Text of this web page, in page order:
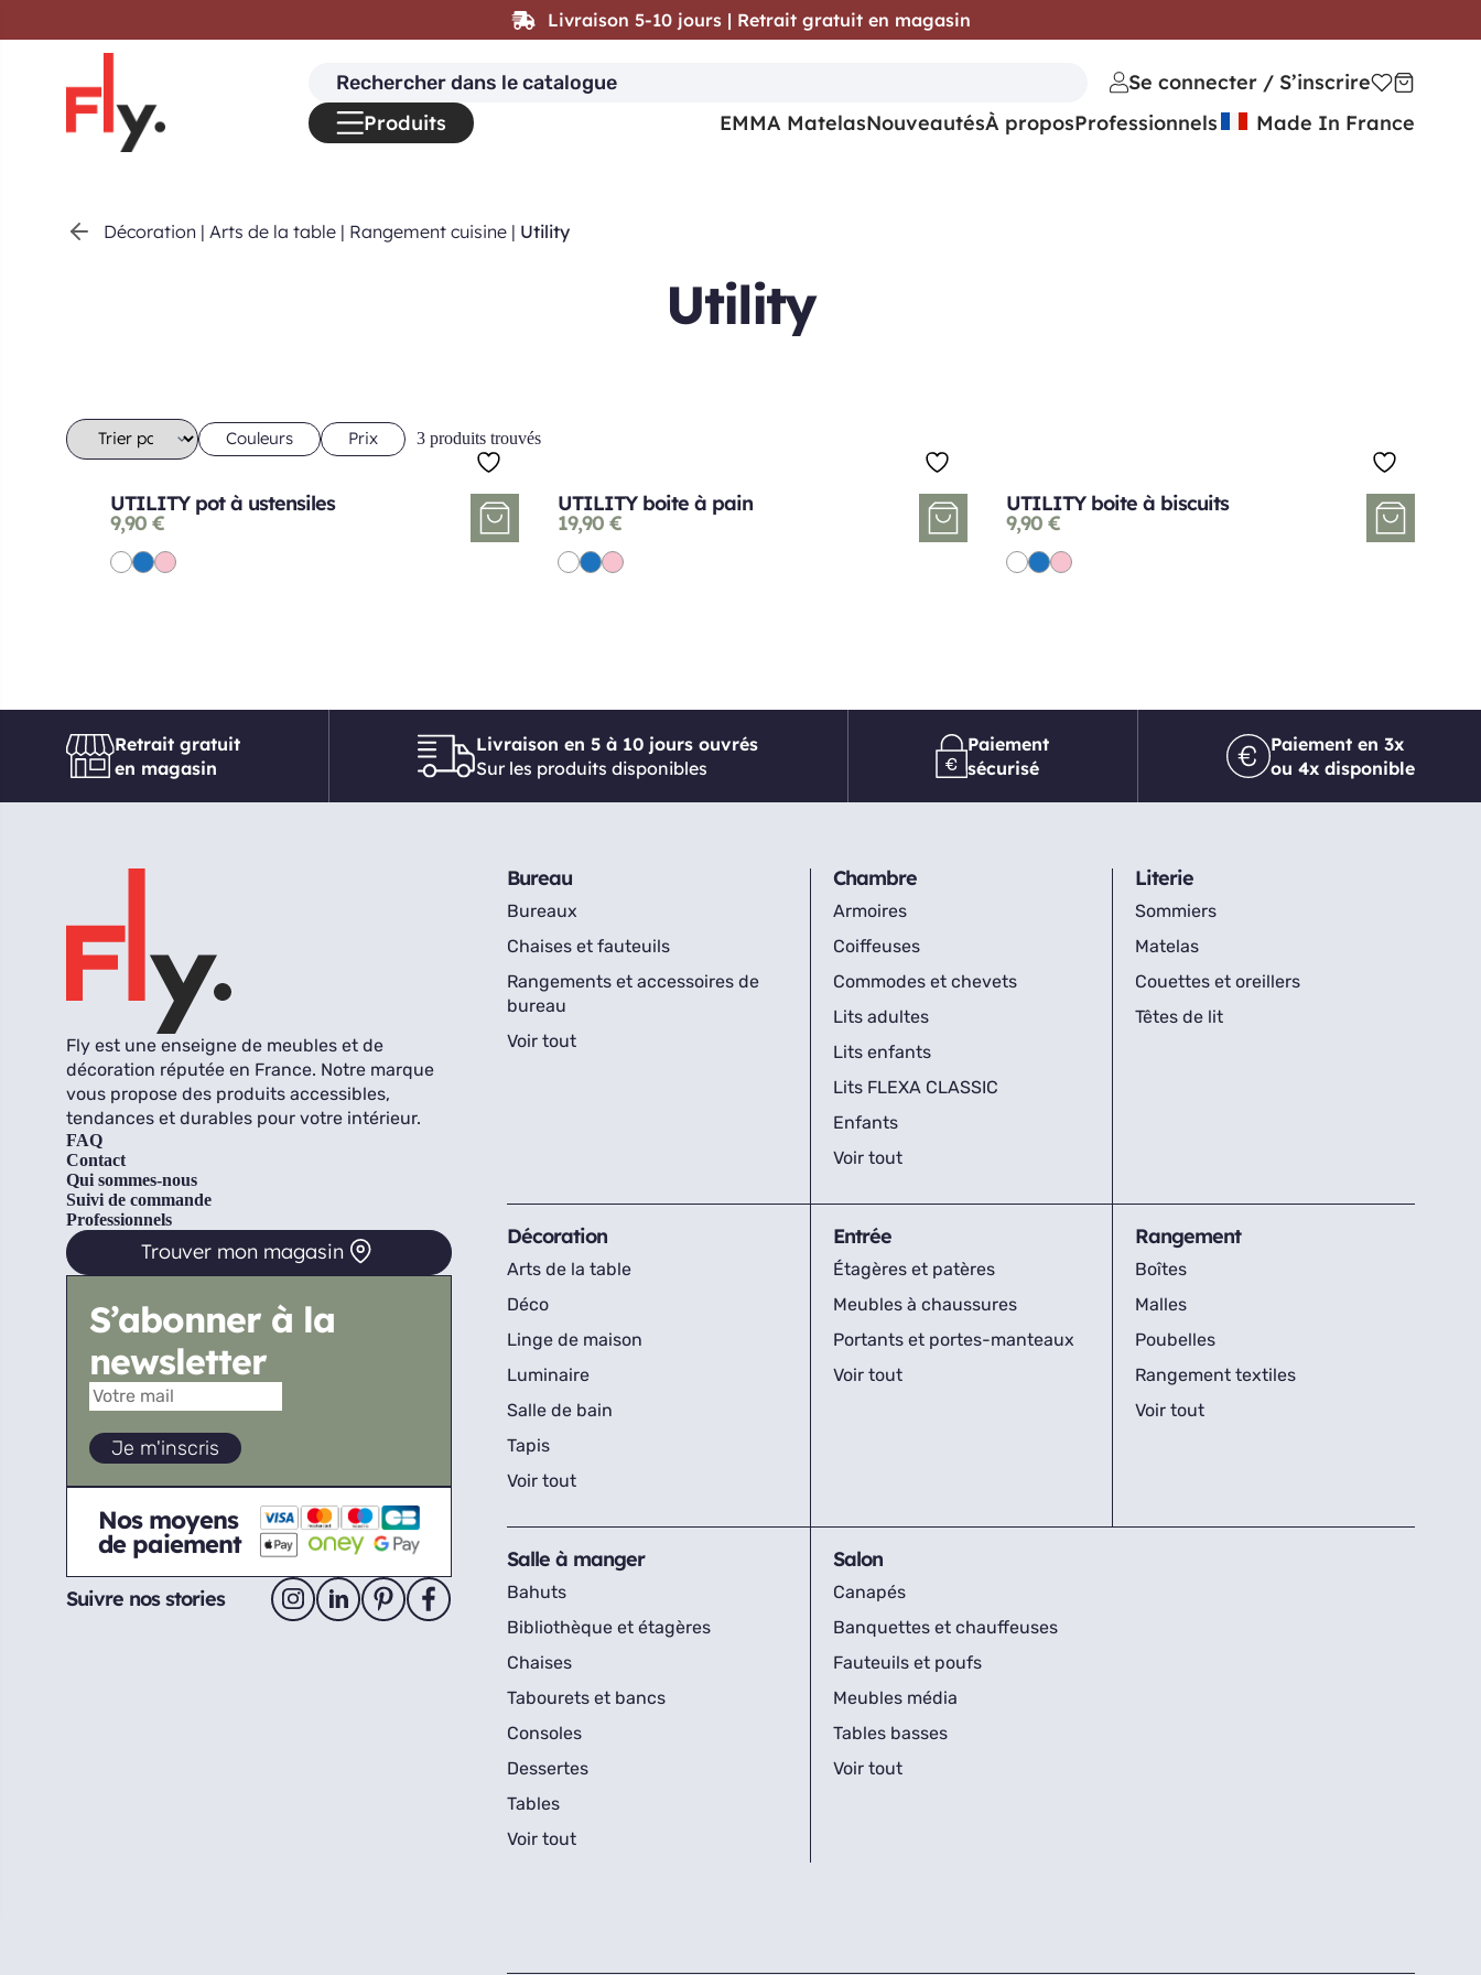
Décoration | Arts de la table | Rangement cuisine | Utility
Utility
Couleurs Prix 3 produits trouvés
UTILITY pot à ustensiles
9,90 €
UTILITY boite à pain
19,90€
UTILITY boite à biscuits
9,90 €
Retrait gratuit
en magasin
Livraison en 5 à 10 jours ouvrés
Sur les produits disponibles
Paiement
sécurisé
Paiement en 3x
ou 4x disponible
Fly est une enseigne de meubles et de
décoration réputée en France. Notre marque
vous propose des produits accessibles,
tendances et durables pour votre intérieur.
FAQ
Contact
Qui sommes-nous
Suivi de commande
Professionnels
Trouver mon magasin
S’abonner à la
newsletter
Nos moyens
de paiement
Suivre nos stories
Bureau
Bureaux
Chaises et fauteuils
Rangements et accessoires de
bureau
Voir tout
Chambre
Armoires
Coiffeuses
Commodes et chevets
Lits adultes
Lits enfants
Lits FLEXA CLASSIC
Enfants
Voir tout
Literie
Sommiers
Matelas
Couettes et oreillers
Têtes de lit
Décoration
Arts de la table
Déco
Linge de maison
Luminaire
Salle de bain
Tapis
Voir tout
Entrée
Étagères et patères
Meubles à chaussures
Portants et portes-manteaux
Voir tout
Rangement
Boîtes
Malles
Poubelles
Rangement textiles
Voir tout
Salle à manger
Bahuts
Bibliothèque et étagères
Chaises
Tabourets et bancs
Consoles
Dessertes
Tables
Voir tout
Salon
Canapés
Banquettes et chauffeuses
Fauteuils et poufs
Meubles média
Tables basses
Voir tout
Livraison 5-10 jours | Retrait gratuit en magasin
Search
for:
Se connecter / S’inscrire
Produits
EMMA MatelasNouveautésÀ proposProfessionnels Made In France